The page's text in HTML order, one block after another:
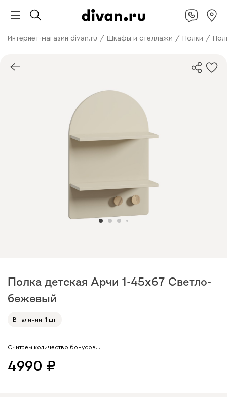
Интернет-магазин divan.ru / Шкафы и стеллажи / Полки /
Полка детская Арчи 1-45x67 Светло-
бежевый
В наличии: 1 шт.
Считаем количество бонусов…
4990